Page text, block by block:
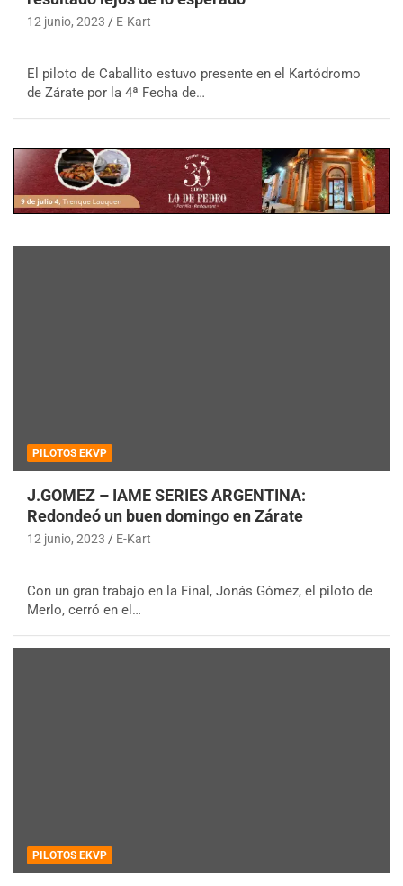
12 junio, 2023 E-Kart
El piloto de Caballito estuvo presente en el Kartódromo
de Zárate por la 4ª Fecha de…
PILOTOS EKVP
J.GOMEZ – IAME SERIES ARGENTINA:
Redondeó un buen domingo en Zárate
12 junio, 2023 E-Kart
Con un gran trabajo en la Final, Jonás Gómez, el piloto de
Merlo, cerró en el…
PILOTOS EKVP